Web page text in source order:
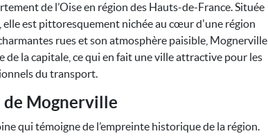
de l’Oise en région des Hauts-de-France. Située
elle est pittoresquement nichée au cœur d'une région
rues et son atmosphère paisible, Mognerville
la capitale, ce qui en fait une ville attractive pour les
du transport.
de Mognerville
qui témoigne de l’empreinte historique de la région.